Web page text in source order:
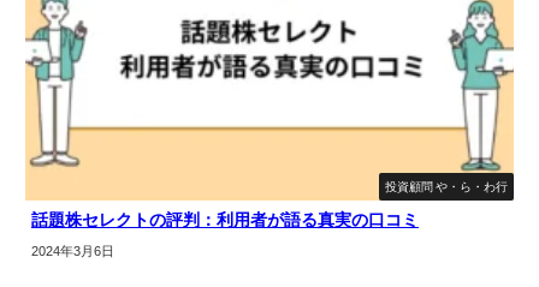
投資顧問 や・ら・わ行
話題株セレクトの評判：利用者が語る真実の口コミ
2024年3月6日